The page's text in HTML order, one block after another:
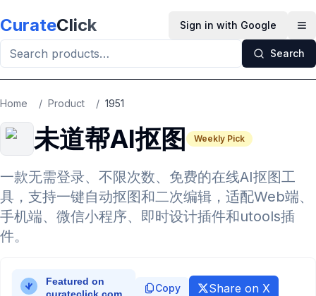
CurateClick Sign in with Google
Search
Home / Product / 1951
未道帮AI抠图 Weekly Pick
一款无需登录、不限次数、免费的在线AI抠图工
具，支持一键自动抠图和二次编辑，适配Web端、
手机端、微信小程序、即时设计插件和utools插
件。
Copy Share on X